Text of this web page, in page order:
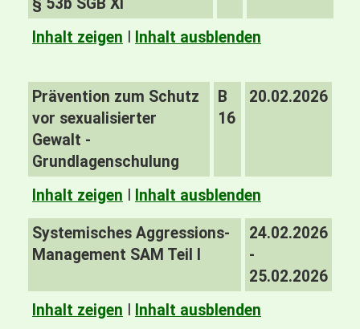
Inhalt zeigen Inhalt ausblenden
Prävention zum Schutz
vor sexualisierter
Gewalt -
Grundlagenschulung
B
16
20.02.2026
Inhalt zeigen Inhalt ausblenden
Systemisches Aggressions-
Management SAM Teil I
24.02.2026
-
25.02.2026
Inhalt zeigen
Inhalt ausblenden